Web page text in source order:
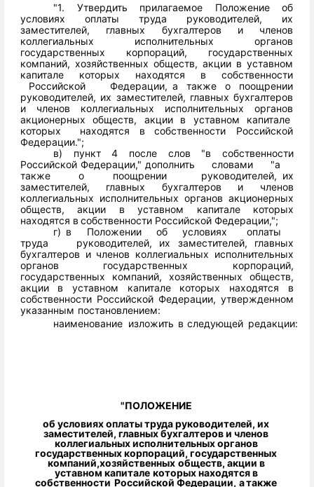
"1. Утвердить прилагаемое Положение
об
условиях
оплаты труда руководителей,
их
заместителей,
главных бухгалтеров и
членов
коллегиальных
исполнительных
органов
государственных
корпораций,
государственных
компаний, хозяйственных обществ, акции в уставном
капитале
которых находятся в
собственности
Российской
Федерации, а также о
поощрении
руководителей, их заместителей, главных бухгалтеров
и
членов коллегиальных исполнительных
органов
акционерных
обществ, акции в уставном
капитале
которых
находятся в собственности
Российской
Федерации.";
в) пункт
4 после слов
"в собственности
Российской Федерации," дополнить словами
"а
также
о поощрении руководителей, их
заместителей,
главных бухгалтеров и
членов
коллегиальных исполнительных органов акционерных
обществ,
акции в уставном капитале
которых
находятся в собственности Российской Федерации,";
г) в
Положении об условиях
оплаты
труда
руководителей, их заместителей,
главных
бухгалтеров и членов коллегиальных исполнительных
органов государственных корпораций,
государственных
компаний, хозяйственных обществ,
акции в уставном капитале которых
находятся
в
собственности Российской Федерации, утвержденном
указанным постановлением:
наименование изложить в следующей редакции:
"ПОЛОЖЕНИЕ
об условиях оплаты труда руководителей, их
заместителей, главных бухгалтеров и членов
коллегиальных исполнительныхорганов
государственныхкорпораций, государственных
компаний,хозяйственных обществ,акции в
уставном капитале которых находятся в
собственности Российской Федерации, атакже